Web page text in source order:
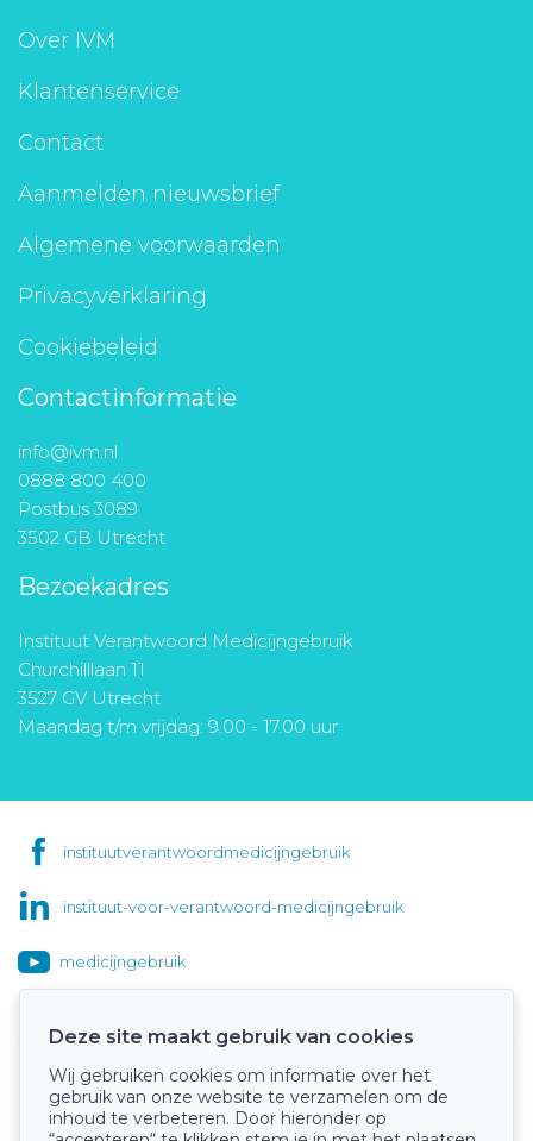
Over IVM
Klantenservice
Contact
Aanmelden nieuwsbrief
Algemene voorwaarden
Privacyverklaring
Cookiebeleid
Contactinformatie
info@ivm.nl
0888 800 400
Postbus 3089
3502 GB Utrecht
Bezoekadres
Instituut Verantwoord Medicijngebruik
Churchilllaan 11
3527 GV Utrecht
Maandag t/m vrijdag: 9.00 - 17.00 uur
instituutverantwoordmedicijngebruik
instituut-voor-verantwoord-medicijngebruik
medicijngebruik
Onze keurmerken
Deze site maakt gebruik van cookies
Wij gebruiken cookies om informatie over het
gebruik van onze website te verzamelen om de
inhoud te verbeteren. Door hieronder op